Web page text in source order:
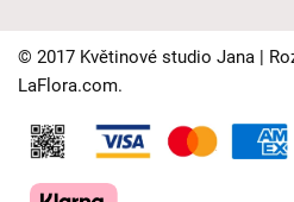
Datenschutz
Lieferzeiten für Blumen –
Wohin wir Blumen liefern
Kontakt
© 2017 Květinové studio Jana |
LaFlora.com.